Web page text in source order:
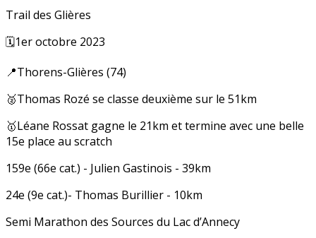
Trail des Glières
🗓️1er octobre 2023
📍Thorens-Glières (74)
🥈Thomas Rozé se classe deuxième sur le 51km
🥇Léane Rossat gagne le 21km et termine avec une belle
15e place au scratch
159e (66e cat.) - Julien Gastinois - 39km
24e (9e cat.)- Thomas Burillier - 10km
Semi Marathon des Sources du Lac d’Annecy